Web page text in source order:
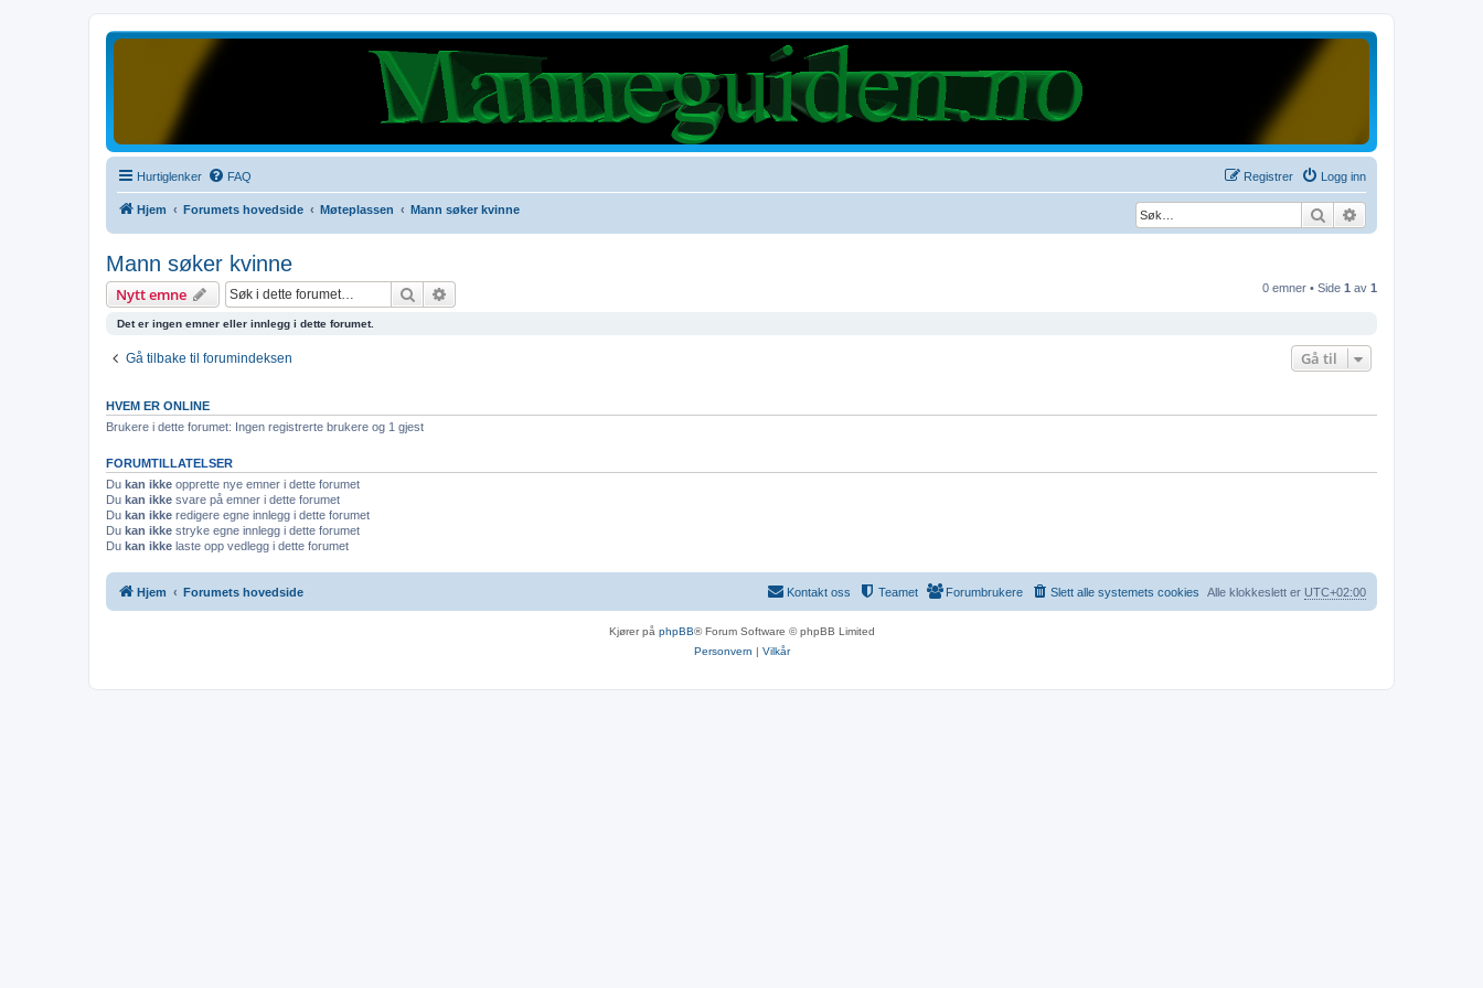
Hurtiglenker FAQ Logg inn
Registrer
Hjem Forumets hovedside Møteplassen Mann søker kvinne Søk
Mann søker kvinne
Nytt emne Søk 0 emner • Side 1 av 1
Det er ingen emner eller innlegg i dette forumet.
Gå tilbake til forumindeksen Gå til
HVEM ER ONLINE
Brukere i dette forumet: Ingen registrerte brukere og 1 gjest
FORUMTILLATELSER
Du kan ikke opprette nye emner i dette forumet
Du kan ikke svare på emner i dette forumet
Du kan ikke redigere egne innlegg i dette forumet
Du kan ikke stryke egne innlegg i dette forumet
Du kan ikke laste opp vedlegg i dette forumet
Hjem Forumets hovedside Alle klokkeslett er UTC+02:00
Slett alle systemets cookies
Forumbrukere
Teamet
Kontakt oss
Kjører på phpBB® Forum Software © phpBB Limited
Personvern | Vilkår